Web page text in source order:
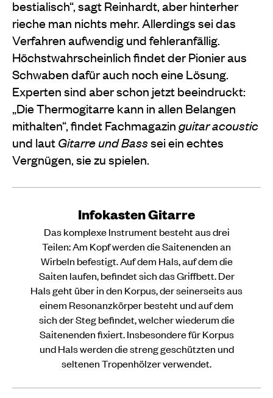
bestialisch“, sagt Reinhardt, aber hinterher
rieche man nichts mehr. Allerdings sei das
Verfahren aufwendig und fehleranfällig.
Höchstwahrscheinlich findet der Pionier aus
Schwaben dafür auch noch eine Lösung.
Experten sind aber schon jetzt beeindruckt:
„Die Thermogitarre kann in allen Belangen
mithalten“, findet Fachmagazinguitar acoustic
und lautGitarre und Basssei ein echtes
Vergnügen, sie zu spielen.
Infokasten Gitarre
Das komplexe Instrument besteht aus drei
Teilen: Am Kopf werden die Saitenenden an
Wirbeln befestigt. Auf dem Hals, auf dem die
Saiten laufen, befindet sich das Griffbett. Der
Hals geht über in den Korpus, der seinerseits aus
einem Resonanzkörper besteht und auf dem
sich der Steg befindet, welcher wiederum die
Saitenenden fixiert. Insbesondere für Korpus
und Hals werden die streng geschützten und
seltenen Tropenhölzer verwendet.